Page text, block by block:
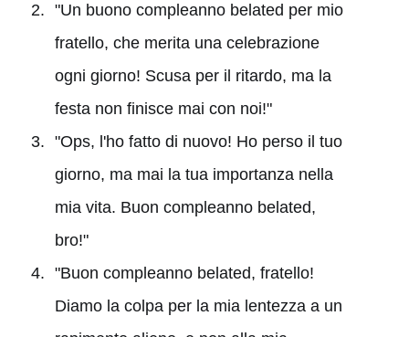
"Un buono compleanno belated per mio
fratello, che merita una celebrazione
ogni giorno! Scusa per il ritardo, ma la
festa non finisce mai con noi!"
"Ops, l'ho fatto di nuovo! Ho perso il tuo
giorno, ma mai la tua importanza nella
mia vita. Buon compleanno belated,
bro!"
"Buon compleanno belated, fratello!
Diamo la colpa per la mia lentezza a un